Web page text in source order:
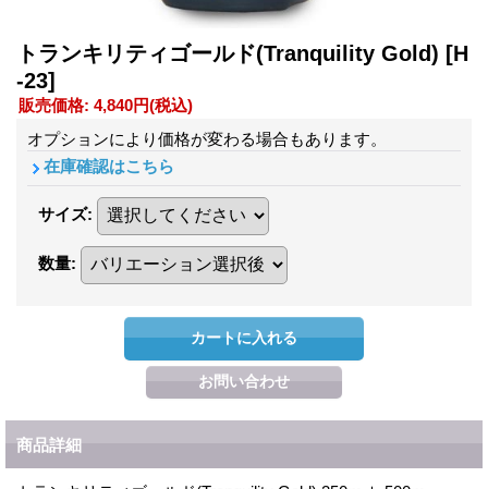
トランキリティゴールド(Tranquility Gold) [H
-23]
販売価格: 4,840円(税込)
オプションにより価格が変わる場合もあります。
在庫確認はこちら
サイズ:
数量:
商品詳細